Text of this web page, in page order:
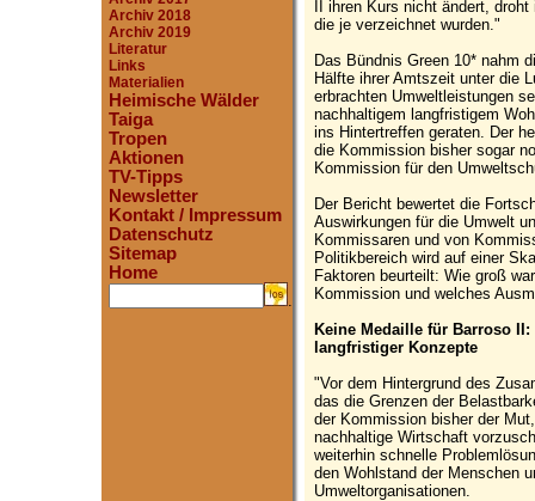
Archiv 2018
Archiv 2019
Literatur
Links
Materialien
Heimische Wälder
Taiga
Tropen
Aktionen
TV-Tipps
Newsletter
Kontakt / Impressum
Datenschutz
Sitemap
Home
.
II ihren Kurs nicht ändert,
die je verzeichnet wurden."
Das Bündnis Green 10* nahm
Hälfte ihrer Amtszeit unter die
erbrachten Umweltleistungen
nachhaltigem langfristigem
ins Hintertreffen geraten. Der
die Kommission bisher sogar
Kommission für den
Der Bericht bewertet die
Auswirkungen für die Umwelt
Kommissaren und von
Politikbereich wird auf einer
Faktoren beurteilt: Wie groß
Kommission und welches
Keine Medaille für Barroso
langfristiger Konzepte
"Vor dem Hintergrund des
das die Grenzen der
der Kommission bisher der
nachhaltige Wirtschaft
weiterhin schnelle
den Wohlstand der Menschen
Umweltorganisationen.